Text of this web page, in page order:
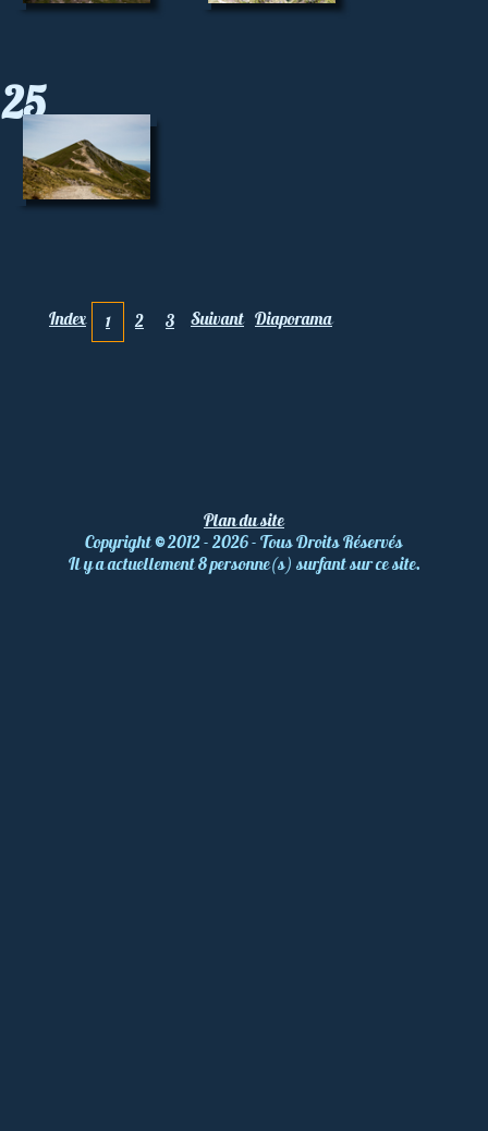
25
Index 1 2 3 Suivant Diaporama
Plan du site
Copyright©2012 - 2026 - Tous Droits Réservés
Il y a actuellement 8 personne(s) surfant sur ce site.